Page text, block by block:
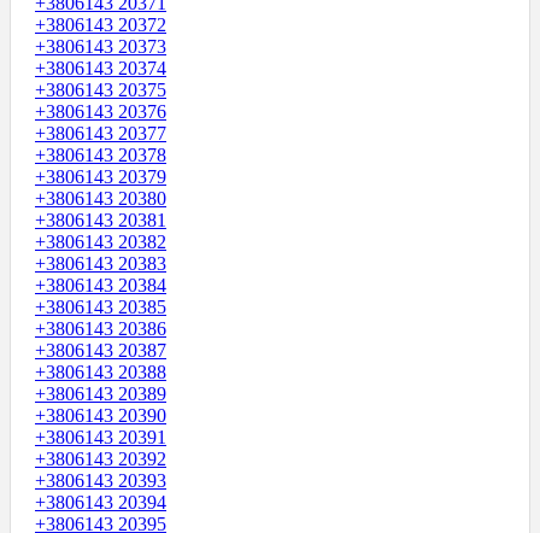
+3806143 20372
+3806143 20373
+3806143 20374
+3806143 20375
+3806143 20376
+3806143 20377
+3806143 20378
+3806143 20379
+3806143 20380
+3806143 20381
+3806143 20382
+3806143 20383
+3806143 20384
+3806143 20385
+3806143 20386
+3806143 20387
+3806143 20388
+3806143 20389
+3806143 20390
+3806143 20391
+3806143 20392
+3806143 20393
+3806143 20394
+3806143 20395